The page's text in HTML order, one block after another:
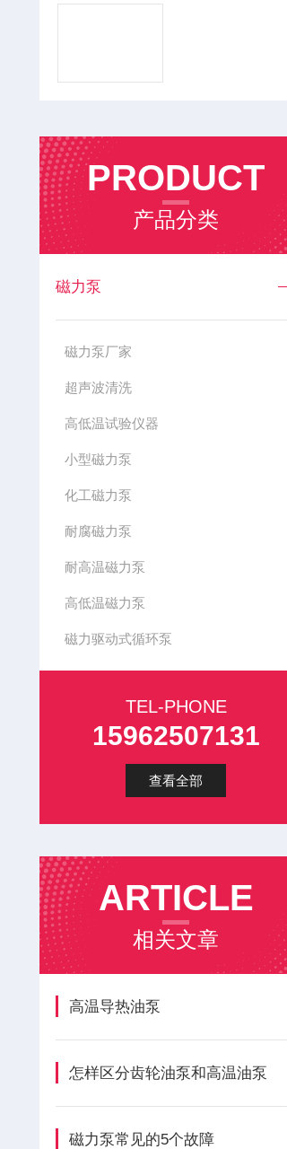
PRODUCT
产品分类
磁力泵
磁力泵厂家
超声波清洗
高低温试验仪器
小型磁力泵
化工磁力泵
耐腐磁力泵
耐高温磁力泵
高低温磁力泵
磁力驱动式循环泵
TEL-PHONE
15962507131
查看全部
ARTICLE
相关文章
高温导热油泵
怎样区分齿轮油泵和高温油泵
磁力泵常见的5个故障